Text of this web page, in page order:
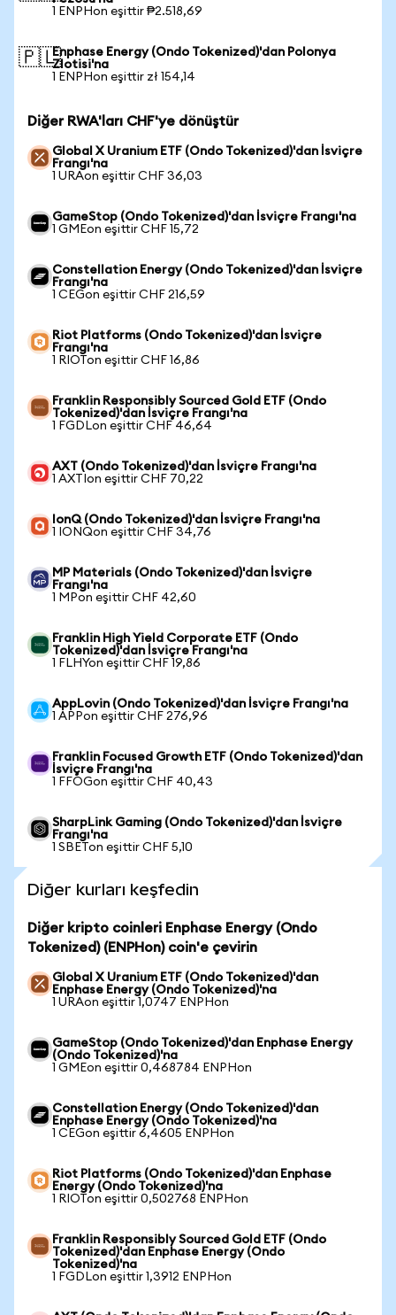
1 ENPHon eşittir ₱2.518,69
🇵🇱Enphase Energy (Ondo Tokenized)'dan Polonya
Zlotisi'na
1 ENPHon eşittir zł 154,14
Diğer RWA'ları CHF'ye dönüştür
Global X Uranium ETF (Ondo Tokenized)'dan İsviçre
Frangı'na
1 URAon eşittir CHF 36,03
GameStop (Ondo Tokenized)'dan İsviçre Frangı'na
1 GMEon eşittir CHF 15,72
Constellation Energy (Ondo Tokenized)'dan İsviçre
Frangı'na
1 CEGon eşittir CHF 216,59
Riot Platforms (Ondo Tokenized)'dan İsviçre
Frangı'na
1 RIOTon eşittir CHF 16,86
Franklin Responsibly Sourced Gold ETF (Ondo
Tokenized)'dan İsviçre Frangı'na
1 FGDLon eşittir CHF 46,64
AXT (Ondo Tokenized)'dan İsviçre Frangı'na
1 AXTIon eşittir CHF 70,22
IonQ (Ondo Tokenized)'dan İsviçre Frangı'na
1 IONQon eşittir CHF 34,76
MP Materials (Ondo Tokenized)'dan İsviçre
Frangı'na
1 MPon eşittir CHF 42,60
Franklin High Yield Corporate ETF (Ondo
Tokenized)'dan İsviçre Frangı'na
1 FLHYon eşittir CHF 19,86
AppLovin (Ondo Tokenized)'dan İsviçre Frangı'na
1 APPon eşittir CHF 276,96
Franklin Focused Growth ETF (Ondo Tokenized)'dan
İsviçre Frangı'na
1 FFOGon eşittir CHF 40,43
SharpLink Gaming (Ondo Tokenized)'dan İsviçre
Frangı'na
1 SBETon eşittir CHF 5,10
Diğer kurları keşfedin
Diğer kripto coinleri Enphase Energy (Ondo
Tokenized) (ENPHon) coin'e çevirin
Global X Uranium ETF (Ondo Tokenized)'dan
Enphase Energy (Ondo Tokenized)'na
1 URAon eşittir 1,0747 ENPHon
GameStop (Ondo Tokenized)'dan Enphase Energy
(Ondo Tokenized)'na
1 GMEon eşittir 0,468784 ENPHon
Constellation Energy (Ondo Tokenized)'dan
Enphase Energy (Ondo Tokenized)'na
1 CEGon eşittir 6,4605 ENPHon
Riot Platforms (Ondo Tokenized)'dan Enphase
Energy (Ondo Tokenized)'na
1 RIOTon eşittir 0,502768 ENPHon
Franklin Responsibly Sourced Gold ETF (Ondo
Tokenized)'dan Enphase Energy (Ondo
Tokenized)'na
1 FGDLon eşittir 1,3912 ENPHon